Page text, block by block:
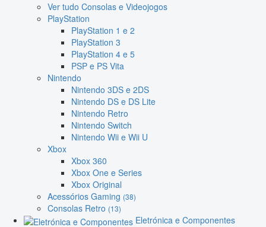
Ver tudo Consolas e Videojogos
PlayStation
PlayStation 1 e 2
PlayStation 3
PlayStation 4 e 5
PSP e PS Vita
Nintendo
Nintendo 3DS e 2DS
Nintendo DS e DS Lite
Nintendo Retro
Nintendo Switch
Nintendo Wii e Wii U
Xbox
Xbox 360
Xbox One e Series
Xbox Original
Acessórios Gaming (38)
Consolas Retro (13)
Eletrónica e Componentes